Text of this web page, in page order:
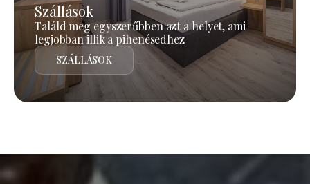
Szállások
Találd meg egyszerűbben azt a helyet, ami
legjobban illik a pihenésedhez
SZÁLLÁSOK